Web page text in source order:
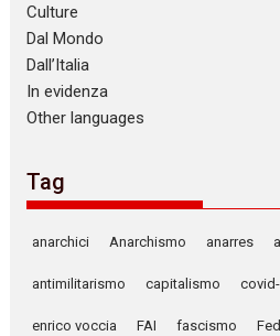
Culture
Dal Mondo
Dall’Italia
In evidenza
Other languages
Tag
anarchici Anarchismo anarres
antimilitarismo capitalismo
enrico voccia FAI fascismo